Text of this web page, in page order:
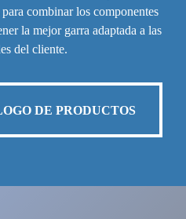
combinar los componentes
la mejor garra adaptada a las
del cliente.
DE PRODUCTOS